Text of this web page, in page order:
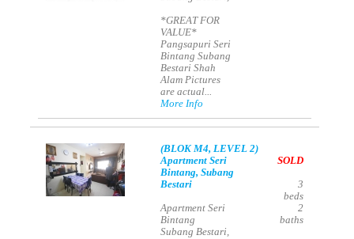
*GREAT FOR
VALUE*
Pangsapuri Seri
Bintang Subang
Bestari Shah
Alam Pictures
are actual...
More Info
(BLOK M4, LEVEL 2)
Apartment Seri
Bintang, Subang
Bestari
Apartment Seri
Bintang
Subang Bestari,
SOLD
3
beds
2
baths